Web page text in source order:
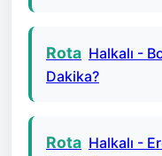
Rota Halkalı -
Dakika?
Rota Halkalı -